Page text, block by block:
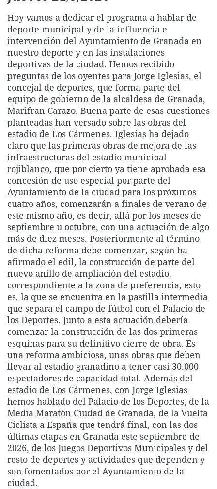
Gente viajera
Como el perro y el
Retornados
Equipo de
Operación Viuda
Galicia
La Rioja
Navarra
País Vasco
Televisión
Elecciones
Hoy vamos a dedicar el programa a hablar de
deporte municipal y de la influencia e
intervención del Ayuntamiento de Granada en
nuestro deporte y en las instalaciones
deportivas de la ciudad. Hemos recibido
preguntas de los oyentes para Jorge Iglesias, el
concejal de deportes, que forma parte del
equipo de gobierno de la alcaldesa de Granada,
Marifran Carazo. Buena parte de esas cuestiones
planteadas han versado sobre las obras del
estadio de Los Cármenes. Iglesias ha dejado
claro que las primeras obras de mejora de las
infraestructuras del estadio municipal
rojiblanco, que por cierto ya tiene aprobada esa
concesión de uso especial por parte del
Ayuntamiento de la ciudad para los próximos
cuatro años, comenzarán a finales de verano de
este mismo año, es decir, allá por los meses de
septiembre u octubre, con una actuación de algo
más de diez meses. Posteriormente al término
de dicha reforma debe comenzar, según ha
afirmado el edil, la construcción de parte del
nuevo anillo de ampliación del estadio,
correspondiente a la zona de preferencia, esto
es, la que se encuentra en la pastilla intermedia
que separa el campo de fútbol con el Palacio de
los Deportes. Junto a esta actuación debería
comenzar la construcción de las dos primeras
esquinas para su definitivo cierre de obra. Es
una reforma ambiciosa, unas obras que deben
llevar al estadio granadino a tener casi 30.000
espectadores de capacidad total. Además del
estadio de Los Cármenes, con Jorge Iglesias
hemos hablado del Palacio de los Deportes, de la
Media Maratón Ciudad de Granada, de la Vuelta
Ciclista a España que tendrá final, con las dos
últimas etapas en Granada este septiembre de
2026, de los Juegos Deportivos Municipales y del
resto de deportes y actividades que dependen y
son fomentados por el Ayuntamiento de la
ciudad.